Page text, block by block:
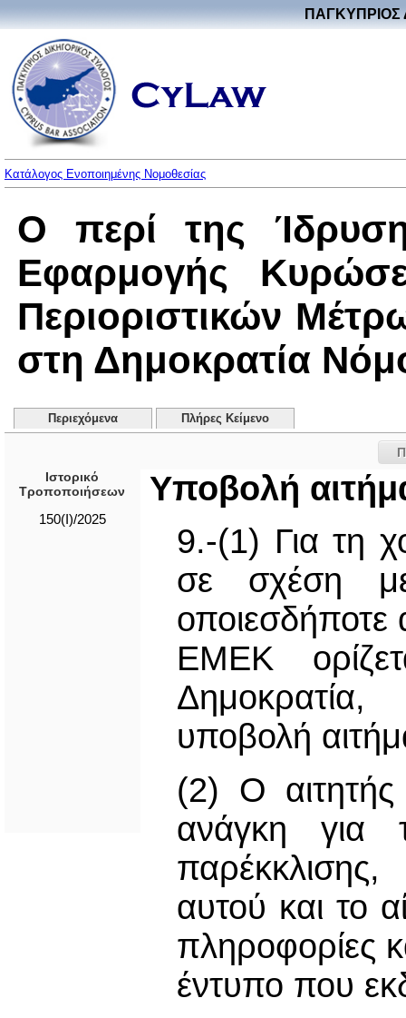
ΠΑΓΚΥΠΡΙΟΣ
Κατάλογος Ενοποιημένης Νομοθεσίας
Ο περί της
Εφαρμογής
Περιοριστικών
στη Δημοκρατία
Περιεχόμενα Πλήρες Κείμενο
Ιστορικό
Τροποποιήσεων
150(I)/2025
Υποβολή
9.-(1) Για τη
σε σχέση με
οποιεσδήποτε
ΕΜΕΚ
υποβολή
(2) Ο αιτητής
ανάγκη για
αυτού και το
πληροφορίες
έντυπο που